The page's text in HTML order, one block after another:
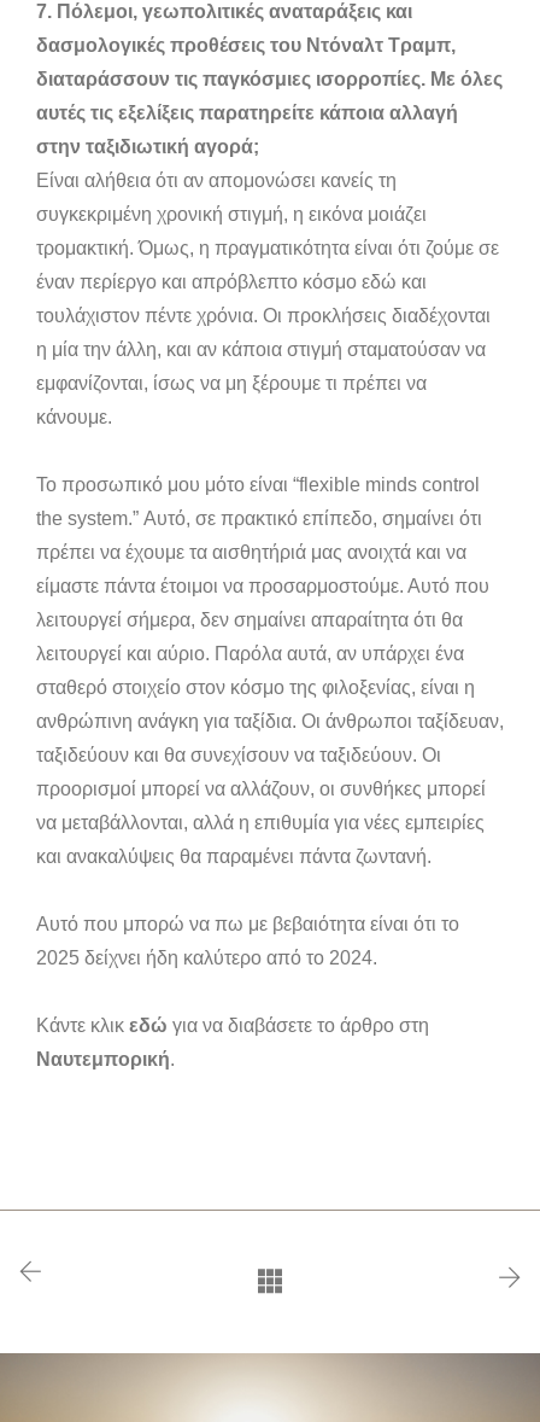
7. Πόλεμοι, γεωπολιτικές αναταράξεις και
δασμολογικές προθέσεις του Ντόναλτ Τραμπ,
διαταράσσουν τις παγκόσμιες ισορροπίες. Με όλες
αυτές τις εξελίξεις παρατηρείτε κάποια αλλαγή
στην ταξιδιωτική αγορά;
Είναι αλήθεια ότι αν απομονώσει κανείς τη
συγκεκριμένη χρονική στιγμή, η εικόνα μοιάζει
τρομακτική. Όμως, η πραγματικότητα είναι ότι ζούμε σε
έναν περίεργο και απρόβλεπτο κόσμο εδώ και
τουλάχιστον πέντε χρόνια. Οι προκλήσεις διαδέχονται
η μία την άλλη, και αν κάποια στιγμή σταματούσαν να
εμφανίζονται, ίσως να μη ξέρουμε τι πρέπει να
κάνουμε.
Το προσωπικό μου μότο είναι “flexible minds control
the system.” Αυτό, σε πρακτικό επίπεδο, σημαίνει ότι
πρέπει να έχουμε τα αισθητήριά μας ανοιχτά και να
είμαστε πάντα έτοιμοι να προσαρμοστούμε. Αυτό που
λειτουργεί σήμερα, δεν σημαίνει απαραίτητα ότι θα
λειτουργεί και αύριο. Παρόλα αυτά, αν υπάρχει ένα
σταθερό στοιχείο στον κόσμο της φιλοξενίας, είναι η
ανθρώπινη ανάγκη για ταξίδια. Οι άνθρωποι ταξίδευαν,
ταξιδεύουν και θα συνεχίσουν να ταξιδεύουν. Οι
προορισμοί μπορεί να αλλάζουν, οι συνθήκες μπορεί
να μεταβάλλονται, αλλά η επιθυμία για νέες εμπειρίες
και ανακαλύψεις θα παραμένει πάντα ζωντανή.
Αυτό που μπορώ να πω με βεβαιότητα είναι ότι το
2025 δείχνει ήδη καλύτερο από το 2024.
Κάντε κλικ εδώ για να διαβάσετε το άρθρο στη
Ναυτεμπορική.